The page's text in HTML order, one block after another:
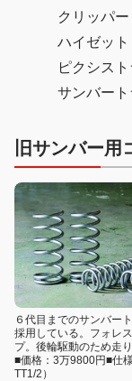
クリッパート
ハイゼットト
ピクシストラ
サンバートラ
旧サンバー
６代目までのサンバー
採用している。フォレ
プ。後輪駆動のため走
■価格：3万9800円■仕
TT1/2）